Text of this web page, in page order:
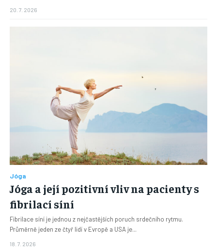
20. 7. 2026
Jóga
Jóga a její pozitivní vliv na pacienty s
fibrilací síní
Fibrilace síní je jednou z nejčastějších poruch srdečního rytmu.
Průměrně jeden ze čtyř lidí v Evropě a USA je...
18. 7. 2026